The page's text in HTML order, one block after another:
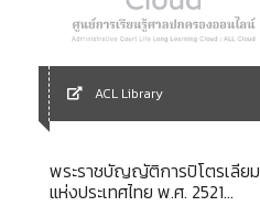
ACL Library
พระราชบัญญัติการปิโตรเลียม
แห่งประเทศไทย พ.ศ. 2521